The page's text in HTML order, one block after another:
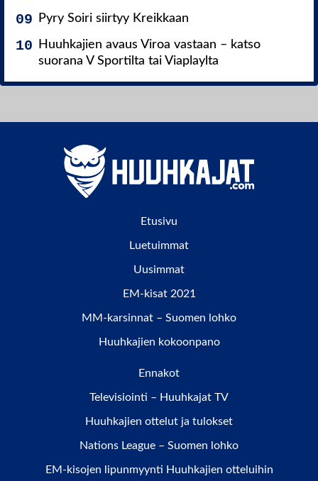
Pyry Soiri siirtyy Kreikkaan
Huuhkajien avaus Viroa vastaan – katso
suorana V Sportilta tai Viaplaylta
Etusivu
Luetuimmat
Uusimmat
EM-kisat 2021
MM-karsinnat – Suomen lohko
Huuhkajien kokoonpano
Ennakot
Televisiointi – Huuhkajat TV
Huuhkajien ottelut ja tulokset
Nations League – Suomen lohko
EM-kisojen lipunmyynti Huuhkajien otteluihin